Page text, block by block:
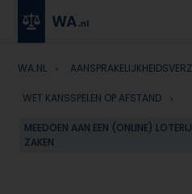
WA.NL
WET KANSSPELEN OP AFSTAND
MEEDOEN AAN EEN (ONLINE)
ZAKEN